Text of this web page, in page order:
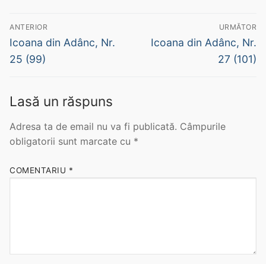
Contact
ANTERIOR
Icoana din Adânc, Nr.
25 (99)
URMĂTOR
Icoana din Adânc, Nr.
27 (101)
Lasă un răspuns
Adresa ta de email nu va fi publicată. Câmpurile
obligatorii sunt marcate cu *
COMENTARIU *